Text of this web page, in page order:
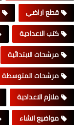
قطع اراضي
كتب الاعدادية
مرشحات الابتدائية
مرشحات المتوسطة
ملازم الاعدادية
مواضيع انشاء